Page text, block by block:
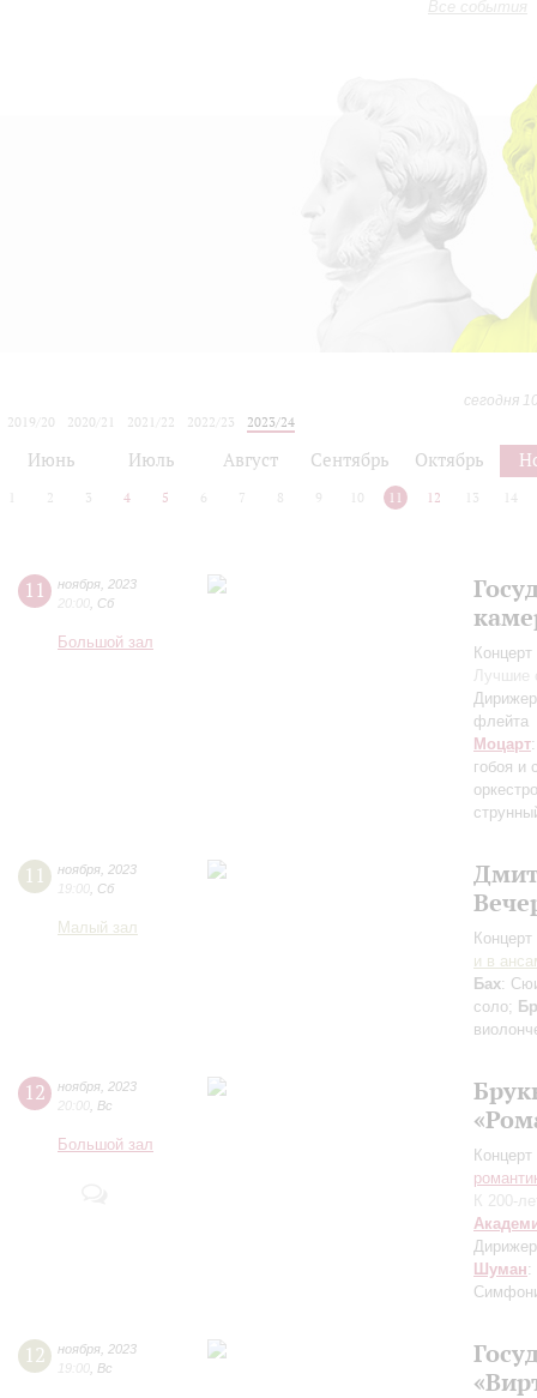
Все события
сегодня
2019/20
2020/21 2021/22 2022/23
2023/24
Июнь Июль Август Сентябрь Октябрь
2 3 4 5 6 7 8 9 10 11 12 13 14
11 ноября 2023
20:00 Сб
Большой зал
Лучшие
флейта
Моцарт
гобоя и
11 ноября 2023
19:00 Сб
Малый зал
и в
Бах:
соло;
12 ноября 2023
20:00 Вс
Большой зал
К 200-
Шуман:
12 ноября 2023
19:00 Вс